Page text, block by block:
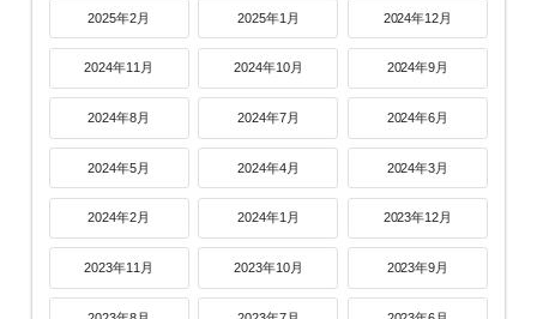
2025年2月 2025年1月 2024年12月
2024年11月 2024年10月 2024年9月
2024年8月 2024年7月 2024年6月
2024年5月 2024年4月 2024年3月
2024年2月 2024年1月 2023年12月
2023年11月 2023年10月 2023年9月